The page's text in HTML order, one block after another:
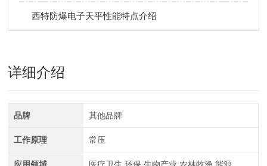
西特防爆电子天平性能特点介绍
详细介绍
品牌 其他品牌
工作原理 常压